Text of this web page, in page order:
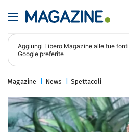
Aggiungi Libero Magazine alle tue fonti
Google preferite
Magazine News Spettacoli